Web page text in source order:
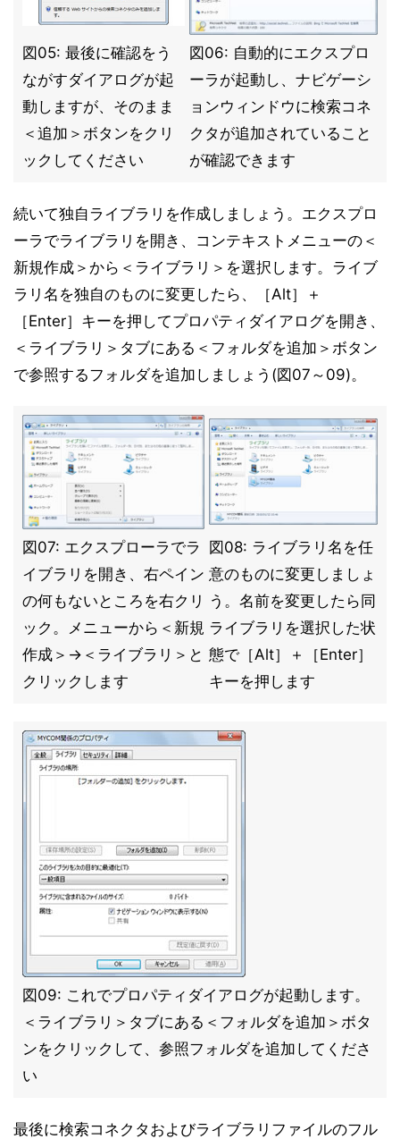
図05: 最後に確認をう
ながすダイアログが起
動しますが、そのまま
＜追加＞ボタンをクリ
ックしてください
図06: 自動的にエクスプロ
ーラが起動し、ナビゲーシ
ョンウィンドウに検索コネ
クタが追加されていること
が確認できます
続いて独自ライブラリを作成しましょう。エクスプロ
ーラでライブラリを開き、コンテキストメニューの＜
新規作成＞から＜ライブラリ＞を選択します。ライブ
ラリ名を独自のものに変更したら、［Alt］＋
［Enter］キーを押してプロパティダイアログを開き、
＜ライブラリ＞タブにある＜フォルダを追加＞ボタン
で参照するフォルダを追加しましょう(図07～09)。
図07: エクスプローラでラ
イブラリを開き、右ペイン
の何もないところを右クリ
ック。メニューから＜新規
作成＞→＜ライブラリ＞と
クリックします
図08: ライブラリ名を任
意のものに変更しましょ
う。名前を変更したら同
ライブラリを選択した状
態で［Alt］＋［Enter］
キーを押します
図09: これでプロパティダイアログが起動します。
＜ライブラリ＞タブにある＜フォルダを追加＞ボタ
ンをクリックして、参照フォルダを追加してくださ
い
最後に検索コネクタおよびライブラリファイルのフル